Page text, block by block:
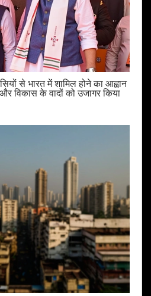
से भारत में शामिल होने का आह्वान
विकास के वादों को उजागर किया